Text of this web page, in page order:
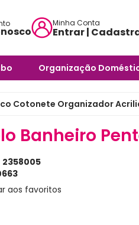
Minha Conta
Entrar |
Banheiro
Banheiro
Organização
Potes e Tigelas
Cestos
Organizadores para
Ambientes Diversos
Cotonete Organizador
Banheiro
2358005
aos favoritos